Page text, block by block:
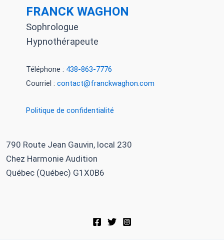
Vomir
grâce
FRANCK WAGHON
Sophrologue
Hypnothérapeute
Téléphone : 438-863-7776
Courriel : contact@franckwaghon.com
Politique de confidentialité
790 Route Jean Gauvin, local 230
Chez Harmonie Audition
Québec (Québec) G1X0B6